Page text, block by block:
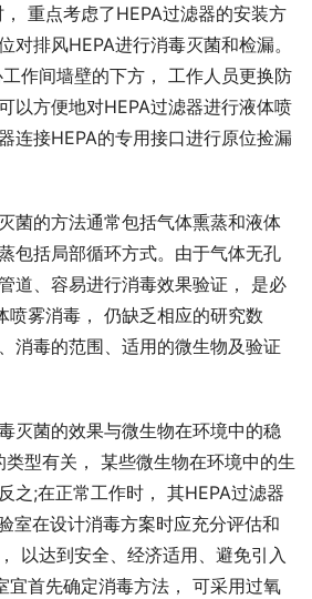
重点考虑了HEPA过滤器的安装方
对排风HEPA进行消毒灭菌和检漏。
作间墙壁的下方， 工作人员更换防
以方便地对HEPA过滤器进行液体喷
连接HEPA的专用接口进行原位捡漏
菌的方法通常包括气体熏蒸和液体
包括局部循环方式。由于气体无孔
道、容易进行消毒效果验证， 是必
喷雾消毒， 仍缺乏相应的研究数
消毒的范围、适用的微生物及验证
灭菌的效果与微生物在环境中的稳
类型有关， 某些微生物在环境中的生
之;在正常工作时， 其HEPA过滤器
室在设计消毒方案时应充分评估和
以达到安全、经济适用、避免引入
宜首先确定消毒方法， 可采用过氧